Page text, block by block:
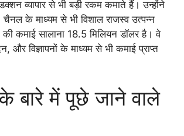
व्यापार से भी बड़ी रकम कमाते हैं। उन्होंने
के माध्यम से भी विशाल राजस्व उत्पन्न
कमाई सालाना 18.5 मिलियन डॉलर है। वे
और विज्ञापनों के माध्यम से भी कमाई प्राप्त
बारे में पूछे जाने वाले